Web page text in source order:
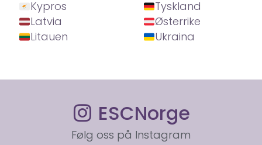
Kypros
Latvia
Litauen
Tyskland
Østerrike
Ukraina
ESCNorge
Følg oss på Instagram